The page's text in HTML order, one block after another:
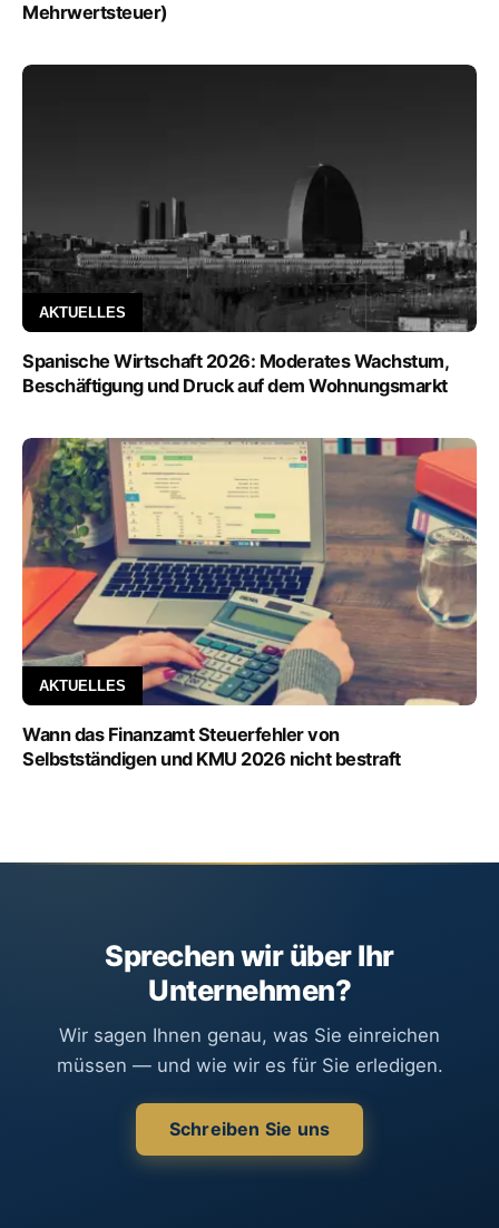
Mehrwertsteuer)
AKTUELLES
Spanische Wirtschaft 2026: Moderates Wachstum,
Beschäftigung und Druck auf dem Wohnungsmarkt
AKTUELLES
Wann das Finanzamt Steuerfehler von
Selbstständigen und KMU 2026 nicht bestraft
Sprechen wir über Ihr
Unternehmen?
Wir sagen Ihnen genau, was Sie einreichen
müssen — und wie wir es für Sie erledigen.
Schreiben Sie uns